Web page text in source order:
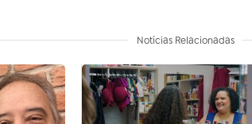
Notícias Relacionadas